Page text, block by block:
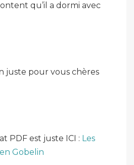
qu’il a dormi avec
juste pour vous chères
PDF est juste ICI : Les
Gobelin